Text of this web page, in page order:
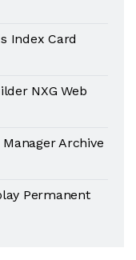
Index Card
NXG Web
Archive
Permanent